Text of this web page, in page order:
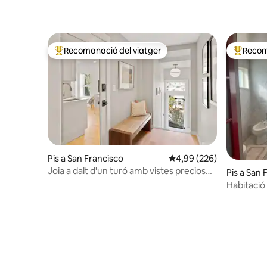
Principals recomanacions dels viatgers
Recomanació del viatger
Pis a San Francisco 4,99 de puntuació
4,99 (226)
Joia a dalt d'un turó amb vistes precioses
Pis a San